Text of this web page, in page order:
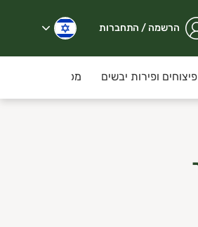
הרשמה / התחברות
פיצוחים ופירות יבשים מכולת